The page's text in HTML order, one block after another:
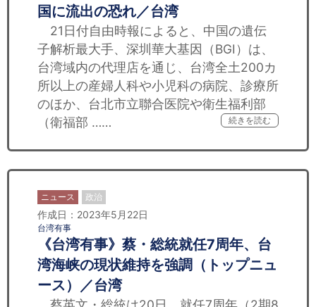
国に流出の恐れ／台湾
21日付自由時報によると、中国の遺伝
子解析最大手、深圳華大基因（BGI）は、
台湾域内の代理店を通じ、台湾全土200カ
所以上の産婦人科や小児科の病院、診療所
のほか、台北市立聯合医院や衛生福利部
（衛福部 ……
続きを読む
ニュース 政治
作成日：2023年5月22日
台湾有事
《台湾有事》蔡・総統就任7周年、台
湾海峡の現状維持を強調（トップニュ
ース）／台湾